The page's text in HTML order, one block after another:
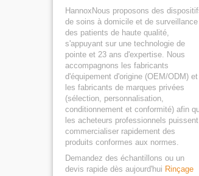
HannoxNous proposons des
de soins à domicile et de surveillance
des patients de haute qualité,
s'appuyant sur une technologie de
pointe et 23 ans d'expertise. Nous
accompagnons les fabricants
d'équipement d'origine (OEM/ODM) et
les fabricants de marques privées
(sélection, personnalisation,
conditionnement et conformité) afin
les acheteurs professionnels puissent
commercialiser rapidement des
produits conformes aux normes.
Demandez des échantillons ou un
devis rapide dès aujourd'hui Rinçage